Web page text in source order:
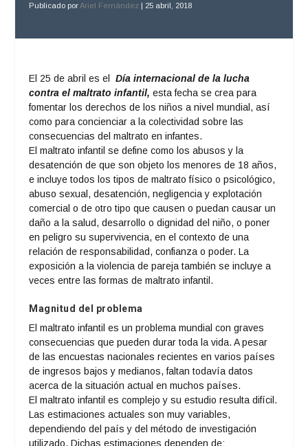
Publicado porAriel Fernández | 25 abril, 2018
El 25 de abril es elDía internacional de la lucha
contra el maltrato infantil, esta fecha se crea para
fomentar los derechos de los niños a nivel mundial, así
como para concienciar a la colectividad sobre las
consecuencias del maltrato en infantes.
El maltrato infantil se define como los abusos y la
desatención de que son objeto los menores de 18 años,
e incluye todos los tipos de maltrato físico o psicológico,
abuso sexual, desatención, negligencia y explotación
comercial o de otro tipo que causen o puedan causar un
daño a la salud, desarrollo o dignidad del niño, o poner
en peligro su supervivencia, en el contexto de una
relación de responsabilidad, confianza o poder. La
exposición a la violencia de pareja también se incluye a
veces entre las formas de maltrato infantil.
Magnitud del problema
El maltrato infantil es un problema mundial con graves
consecuencias que pueden durar toda la vida. A pesar
de las encuestas nacionales recientes en varios países
de ingresos bajos y medianos, faltan todavía datos
acerca de la situación actual en muchos países.
El maltrato infantil es complejo y su estudio resulta difícil.
Las estimaciones actuales son muy variables,
dependiendo del país y del método de investigación
utilizado. Dichas estimaciones dependen de: